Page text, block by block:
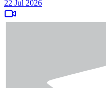
22 Jul 2026